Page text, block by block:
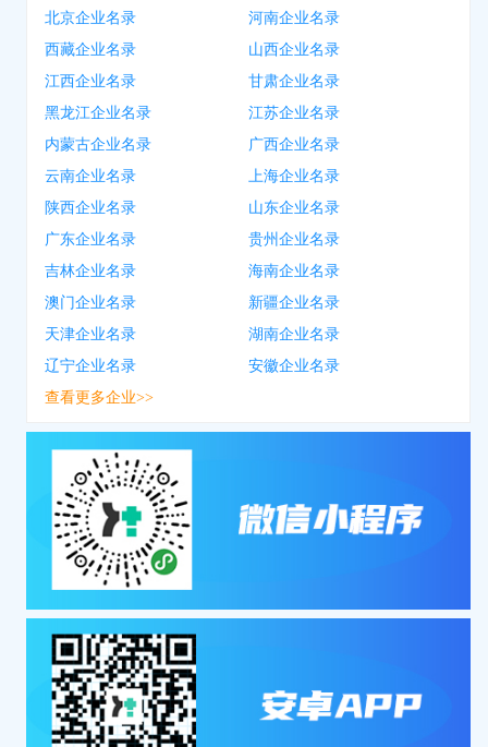
北京企业名录
河南企业名录
西藏企业名录
山西企业名录
江西企业名录
甘肃企业名录
黑龙江企业名录
江苏企业名录
内蒙古企业名录
广西企业名录
云南企业名录
上海企业名录
陕西企业名录
山东企业名录
广东企业名录
贵州企业名录
吉林企业名录
海南企业名录
澳门企业名录
新疆企业名录
天津企业名录
湖南企业名录
辽宁企业名录
安徽企业名录
查看更多企业>>